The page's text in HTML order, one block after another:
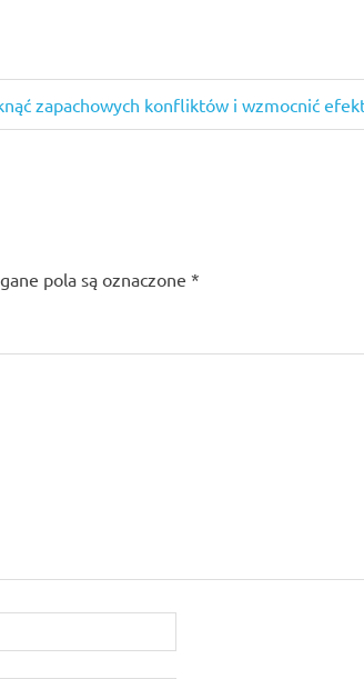
zapachowych konfliktów i wzmocnić
pola są oznaczone *